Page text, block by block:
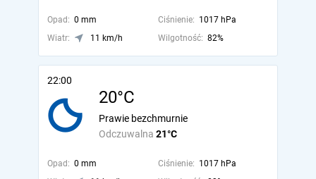
Opad: 0 mm Ciśnienie: 1017 hPa
Wiatr:
11 km/h Wilgotność: 82%
22:00
20°C
Odczuwalna 21°C
Prawie bezchmurnie
Opad: 0 mm Ciśnienie: 1017 hPa